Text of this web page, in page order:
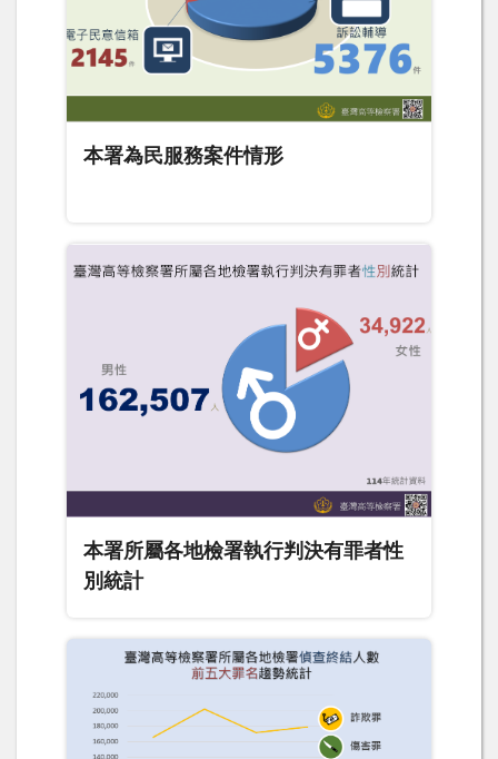
本署為民服務案件情形
本署所屬各地檢署執行判決有罪者性
別統計